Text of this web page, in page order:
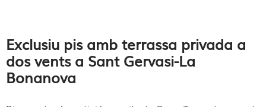
Exclusiu pis amb terrassa privada a
dos vents a Sant Gervasi-La
Bonanova